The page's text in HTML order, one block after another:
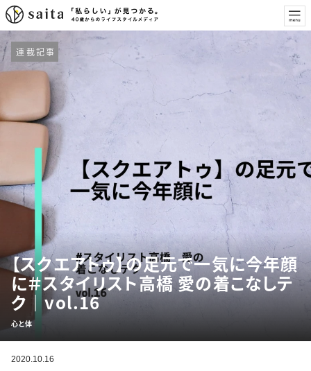
連載記事
【スクエアトゥ】の足元で一気に今年顔
に＃スタイリスト高橋 愛の着こなしテ
ク｜vol.16
心と体
2020.10.16